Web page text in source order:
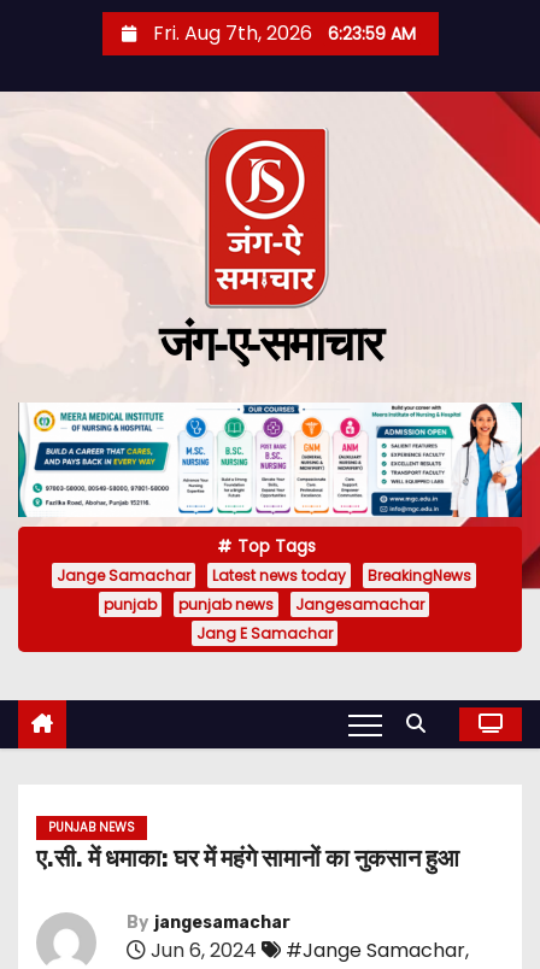
Fri. Aug 7th, 2026 6:24:00 AM
जंग-ए-समाचार
Top Tags
Jange Samachar Latest news today
BreakingNews
punjab
punjab news
Jangesamachar
Jang E Samachar
PUNJAB NEWS
ए.सी. में धमाका: घर में महंगे सामानों का नुकसान हुआ
By jangesamachar
Jun 6, 2024 #Jange Samachar,